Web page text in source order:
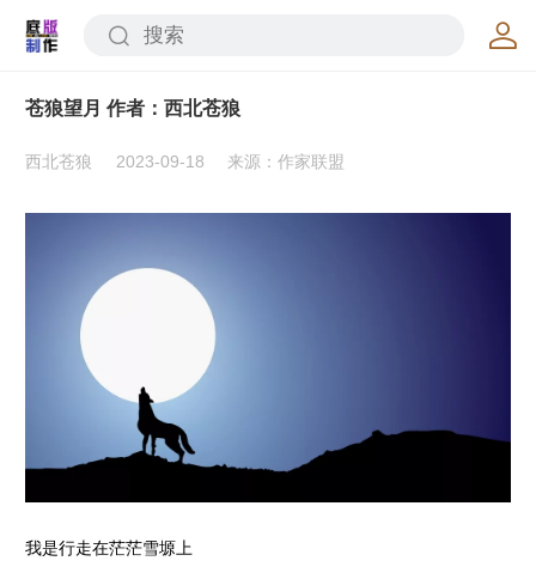
苍狼望月 作者：西北苍狼
西北苍狼 2023-09-18 来源：作家联盟
我是行走在茫茫雪塬上